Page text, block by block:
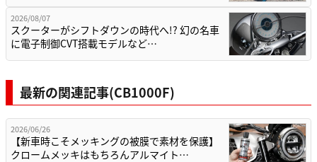
2026/08/07
スクーターがシフトダウンの時代へ!? 幻の名車
に電子制御CVT搭載モデルなど…
最新の関連記事(CB1000F)
2026/06/26
【新車時こそメッキングの被膜で素材を保護】
クロームメッキはもちろんアルマイト…